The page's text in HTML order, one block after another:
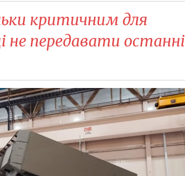
критичним для
не передавати останні